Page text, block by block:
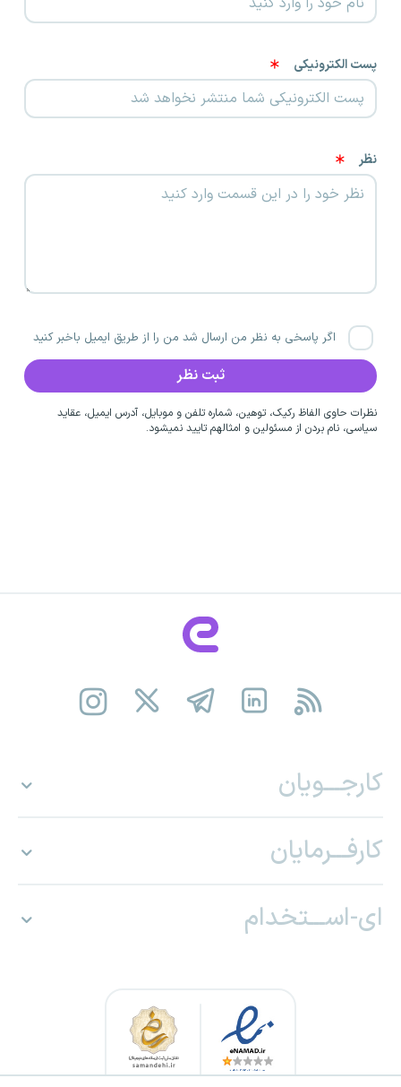
پست الکترونیکی
نظر
اگر پاسخی به نظر من ارسال شد من را از طریق ایمیل باخبر کنید
نظرات حاوی الفاظ رکیک، توهین، شماره تلفن و موبایل، آدرس ایمیل، عقاید
سیاسی، نام بردن از مسئولین و امثالهم تایید نمیشود.
کارجـــویان
کارفـــرمایان
ای-اســـتخدام